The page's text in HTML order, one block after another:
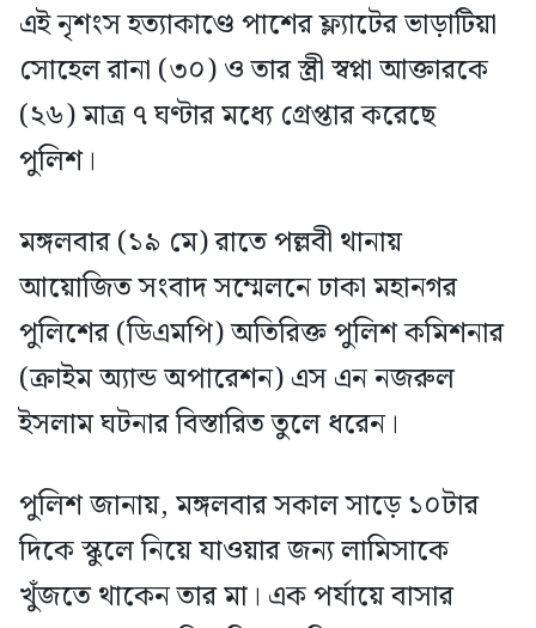
এই নৃশংস হত্যাকাণ্ডে পাশের ফ্ল্যাটের ভাড়াটিয়া
সোহেল রানা (৩০) ও তার স্ত্রী স্বপ্না আক্তারকে
(২৬) মাত্র ৭ ঘণ্টার মধ্যে গ্রেপ্তার করেছে
পুলিশ।
মঙ্গলবার (১৯ মে) রাতে পল্লবী থানায়
আয়োজিত সংবাদ সম্মেলনে ঢাকা মহানগর
পুলিশের (ডিএমপি) অতিরিক্ত পুলিশ কমিশনার
(ক্রাইম অ্যান্ড অপারেশন) এস এন নজরুল
ইসলাম ঘটনার বিস্তারিত তুলে ধরেন।
পুলিশ জানায়, মঙ্গলবার সকাল সাড়ে ১০টার
দিকে স্কুলে নিয়ে যাওয়ার জন্য লামিসাকে
খুঁজতে থাকেন তার মা। এক পর্যায়ে বাসার